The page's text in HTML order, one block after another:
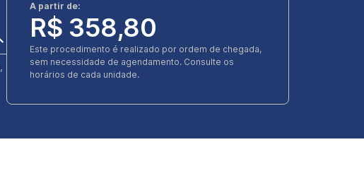
A partir de:
R$ 358,80
Este procedimento é realizado por ordem de chegada,
sem necessidade de agendamento. Consulte os
horários de cada unidade.